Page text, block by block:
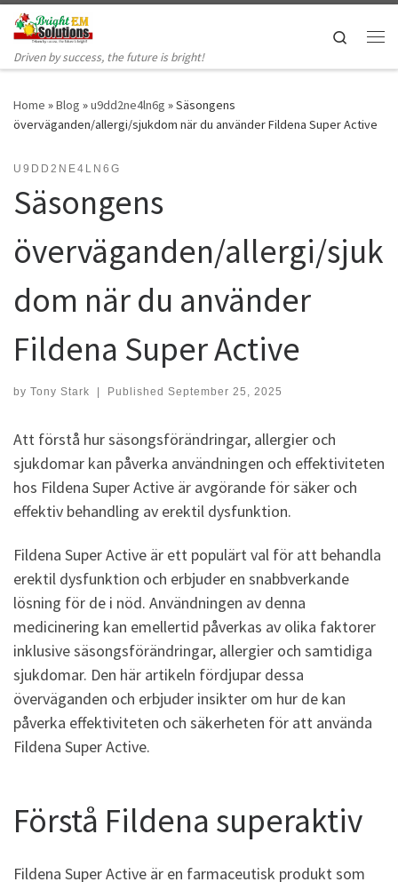
Skip to content
Driven by success, the future is bright!
Search
Home »Blog »u9dd2ne4ln6g »Säsongens
överväganden/allergi/sjukdom när du använder Fildena Super Active
U9DD2NE4LN6G
Säsongens
överväganden/allergi/sjuk
dom när du använder
Fildena Super Active
by Tony Stark | Published September 25, 2025
Att förstå hur säsongsförändringar, allergier och
sjukdomar kan påverka användningen och effektiviteten
hos Fildena Super Active är avgörande för säker och
effektiv behandling av erektil dysfunktion.
Fildena Super Active är ett populärt val för att behandla
erektil dysfunktion och erbjuder en snabbverkande
lösning för de i nöd. Användningen av denna
medicinering kan emellertid påverkas av olika faktorer
inklusive säsongsförändringar, allergier och samtidiga
sjukdomar. Den här artikeln fördjupar dessa
överväganden och erbjuder insikter om hur de kan
påverka effektiviteten och säkerheten för att använda
Fildena Super Active.
Förstå Fildena superaktiv
Fildena Super Active är en farmaceutisk produkt som